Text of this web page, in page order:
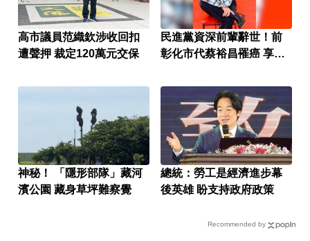
高市議員范織欽涉收回扣
遭聲押 裁定120萬元交保
民進黨資深前輩辭世！前
彰化市代蔡裕昌罹癌 享壽
神秘！ 「隱形部隊」藏河
濱公園 藏身草坪難察覺
總統：勞工是經濟進步幕
後英雄 盼支持政府政策
Recommended by